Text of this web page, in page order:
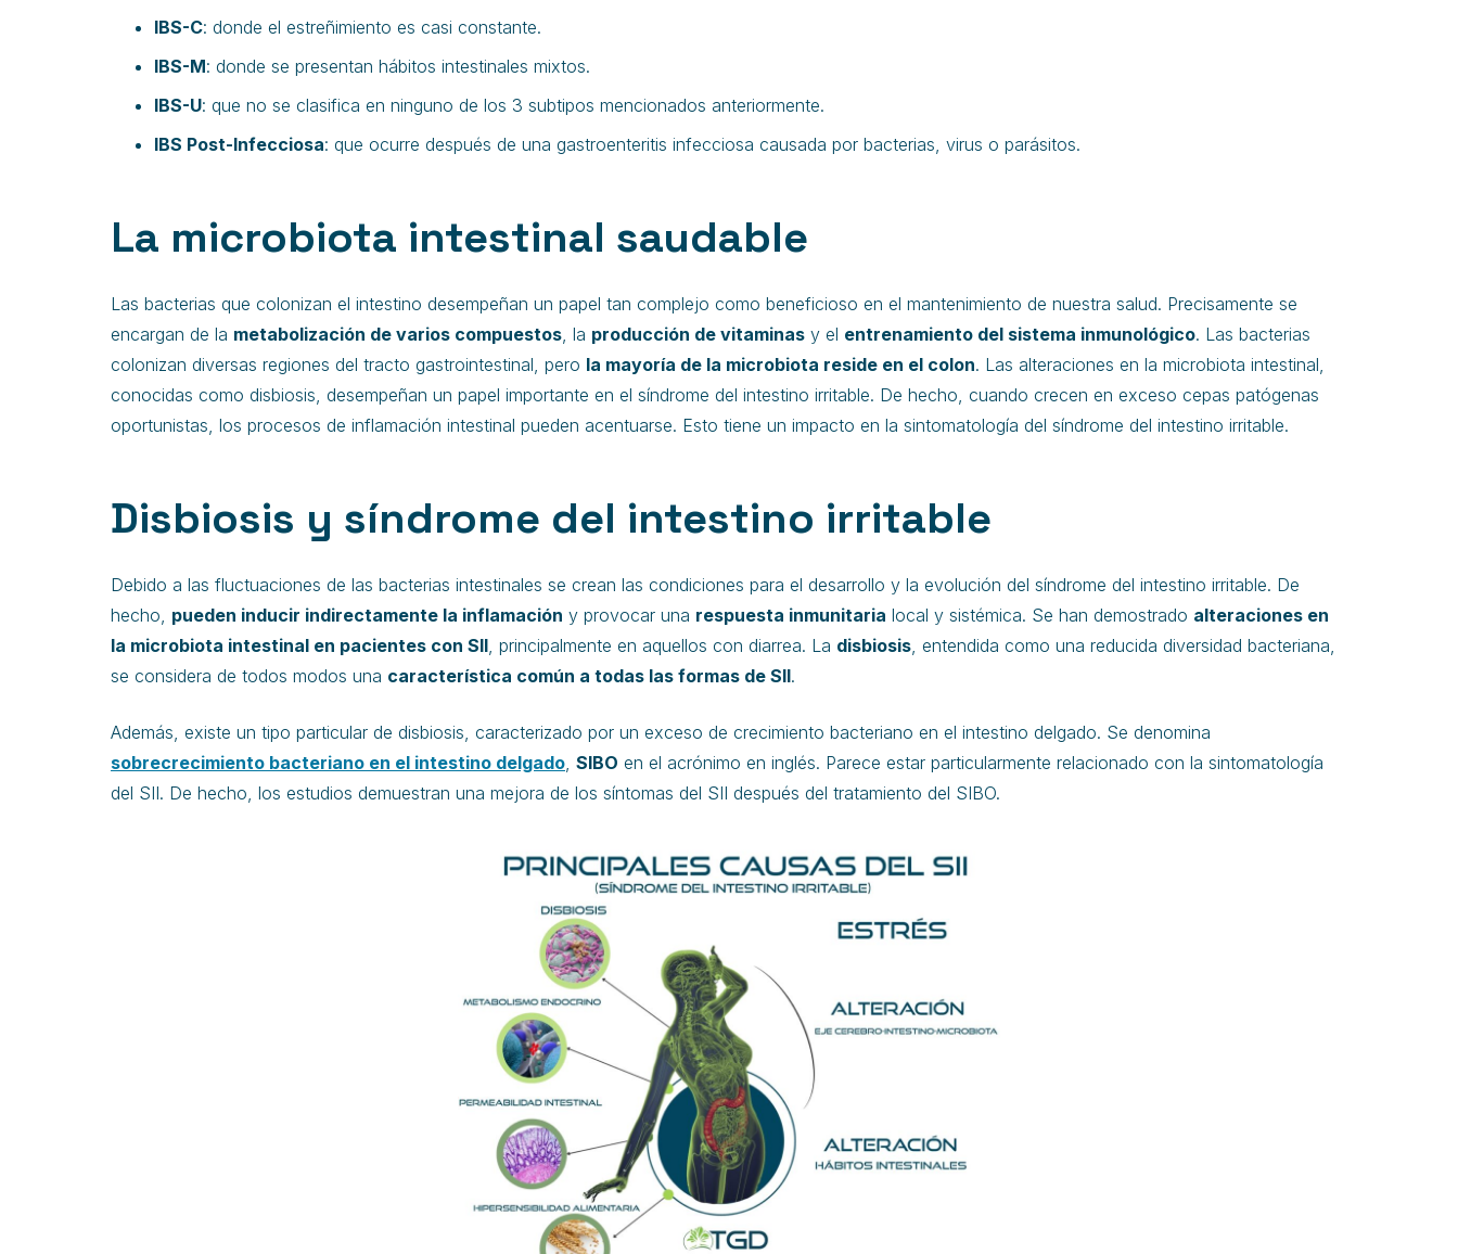
IBS-C: donde el estreñimiento es casi constante.
IBS-M: donde se presentan hábitos intestinales mixtos.
IBS-U: que no se clasifica en ninguno de los 3 subtipos mencionados anteriormente.
IBS Post-Infecciosa: que ocurre después de una gastroenteritis infecciosa causada por bacterias, virus o parásitos.
La microbiota intestinal saudable
Las bacterias que colonizan el intestino desempeñan un papel tan complejo como beneficioso en el mantenimiento de nuestra salud. Precisamente se
encargan de la metabolización de varios compuestos, la producción de vitaminas y el entrenamiento del sistema inmunológico. Las bacterias
colonizan diversas regiones del tracto gastrointestinal, pero la mayoría de la microbiota reside en el colon. Las alteraciones en la microbiota intestinal,
conocidas como disbiosis, desempeñan un papel importante en el síndrome del intestino irritable. De hecho, cuando crecen en exceso cepas patógenas
oportunistas, los procesos de inflamación intestinal pueden acentuarse. Esto tiene un impacto en la sintomatología del síndrome del intestino irritable.
Disbiosis y síndrome del intestino irritable
Debido a las fluctuaciones de las bacterias intestinales se crean las condiciones para el desarrollo y la evolución del síndrome del intestino irritable. De
hecho, pueden inducir indirectamente la inflamación y provocar una respuesta inmunitaria local y sistémica. Se han demostrado alteraciones en
la microbiota intestinal en pacientes con SII, principalmente en aquellos con diarrea. La disbiosis, entendida como una reducida diversidad bacteriana,
se considera de todos modos una característica común a todas las formas de SII.
Además, existe un tipo particular de disbiosis, caracterizado por un exceso de crecimiento bacteriano en el intestino delgado. Se denomina
sobrecrecimiento bacteriano en el intestino delgado, SIBO en el acrónimo en inglés. Parece estar particularmente relacionado con la sintomatología
del SII. De hecho, los estudios demuestran una mejora de los síntomas del SII después del tratamiento del SIBO.